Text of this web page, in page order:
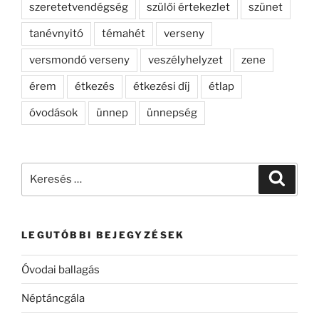
szeretetvendégség szülői értekezlet szünet
tanévnyitó témahét verseny
versmondó verseny veszélyhelyzet zene
érem étkezés étkezési díj étlap
óvodások ünnep ünnepség
LEGUTÓBBI BEJEGYZÉSEK
Óvodai ballagás
Néptáncgála